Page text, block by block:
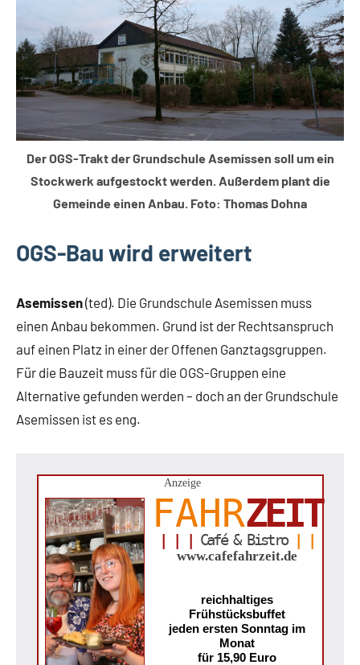
Der OGS-Trakt der Grundschule Asemissen soll um ein
Stockwerk aufgestockt werden. Außerdem plant die
Gemeinde einen Anbau. Foto: Thomas Dohna
OGS-Bau wird erweitert
Asemissen(ted). Die Grundschule Asemissen muss
einen Anbau bekommen. Grund ist der Rechtsanspruch
auf einen Platz in einer der Offenen Ganztagsgruppen.
Für die Bauzeit muss für die OGS-Gruppen eine
Alternative gefunden werden – doch an der Grundschule
Asemissen ist es eng.
Anzeige
FAHRZEIT
Café & Bistro| |
www.cafefahrzeit.de
reichhaltiges
Frühstücksbuffet
jeden ersten Sonntag im
Monat
für 15,90 Euro